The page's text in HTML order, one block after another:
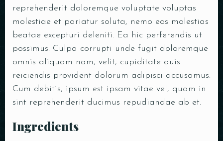
reprehenderit doloremque voluptate voluptas
molestiae et pariatur soluta, nemo eos molestias
beatae excepturi deleniti. Ea hic perferendis ut
possimus. Culpa corrupti unde fugit doloremque
omnis aliquam nam, velit, cupiditate quis
reiciendis provident dolorum adipisci accusamus.
Cum debitis, ipsum est ipsam vitae vel, quam in
sint reprehenderit ducimus repudiandae ab et.
Ingredients